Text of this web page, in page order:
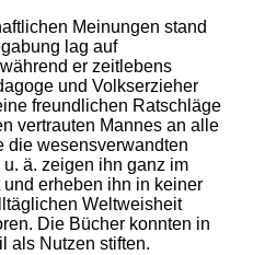
Meinungen stand
lag auf
er zeitlebens
und Volkserzieher
freundlichen Ratschläge
vertrauten Mannes an alle
die wesensverwandten
ä. zeigen ihn ganz im
erheben ihn in keiner
Weltweisheit
Die Bücher konnten in
als Nutzen stiften.